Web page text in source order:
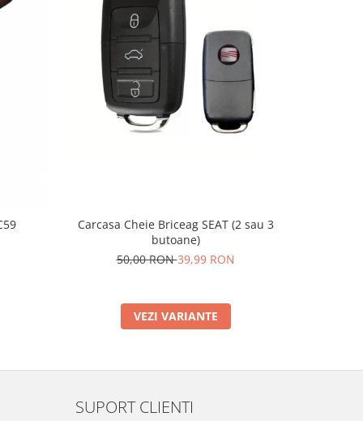
Carcasa Cheie Briceag SEAT (2 sau 3
butoane)
50,00 RON39,99 RON
VEZI VARIANTE
SUPORT CLIENTI